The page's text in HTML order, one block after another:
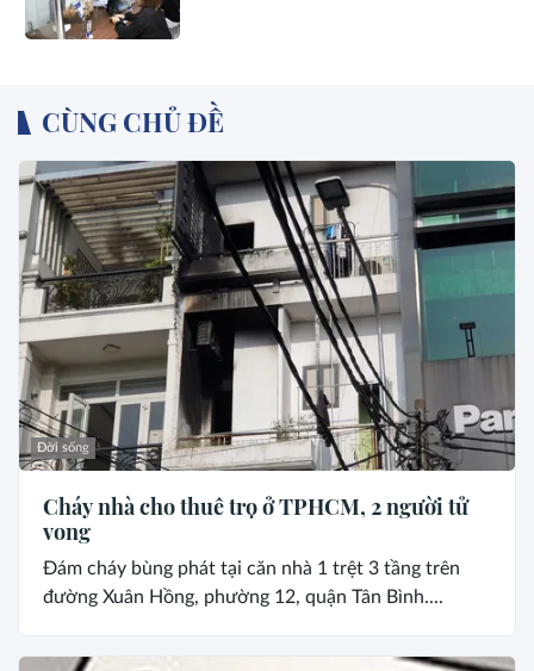
CÙNG CHỦ ĐỀ
Đời sống
Cháy nhà cho thuê trọ ở TPHCM, 2 người tử
vong
Đám cháy bùng phát tại căn nhà 1 trệt 3 tầng trên
đường Xuân Hồng, phường 12, quận Tân Bình....